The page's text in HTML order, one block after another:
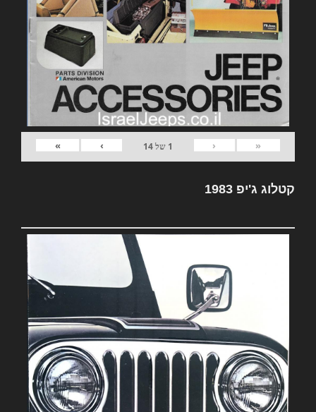
«
‹
1 של14
›
»
קטלוג ג'יפ 1983